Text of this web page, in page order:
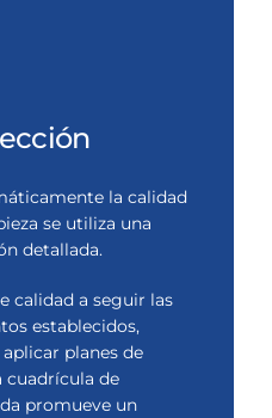
la calidad
se utiliza una
detallada.
calidad a seguir las
establecidos,
planes de
cuadrícula de
promueve un